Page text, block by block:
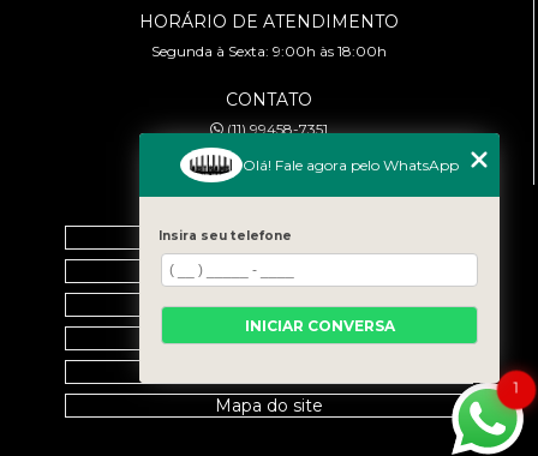
HORÁRIO DE ATENDIMENTO
Segunda à Sexta: 9:00h às 18:00h
CONTATO
(11) 99458-7351
cursoabtrans@gmail.com
Home
Empresa
Galeria
Contato
Mapa do site
1
Olá! Fale agora pelo WhatsApp
Insira seu telefone
INICIAR CONVERSA